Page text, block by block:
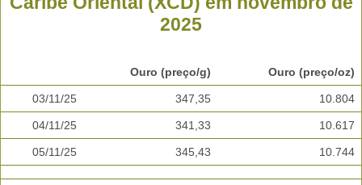
2025
Ouro (preço/g) Ouro (preço/oz)
03/11/25 347,35 10.804
04/11/25 341,33 10.617
05/11/25 345,43 10.744